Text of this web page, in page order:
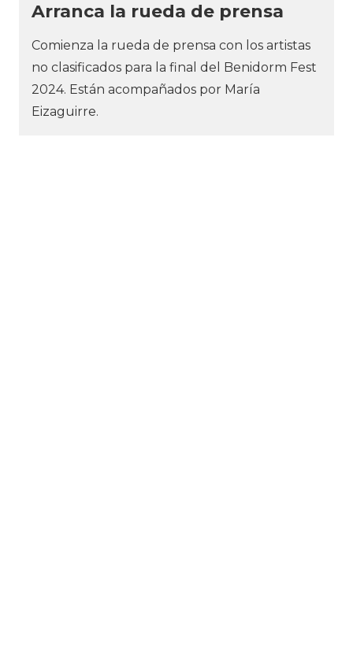
Arranca la rueda de prensa
Comienza la rueda de prensa con los artistas
no clasificados para la final del Benidorm Fest
2024. Están acompañados por María
Eizaguirre.